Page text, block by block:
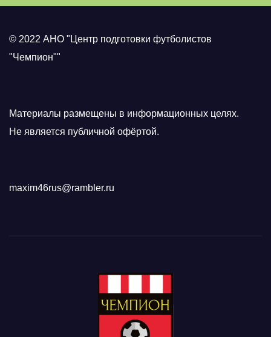
© 2022 АНО "Центр подготовки футболистов
"Чемпион""
Материалы размещены в информационных целях.
Не является публичной офёртой.
maxim46rus@rambler.ru